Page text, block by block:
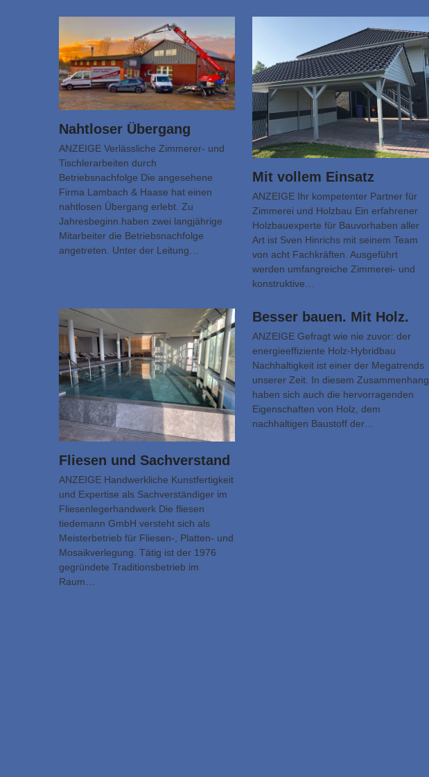
Nahtloser Übergang
ANZEIGE Verlässliche Zimmerer- und
Tischlerarbeiten durch
Betriebsnachfolge Die angesehene
Firma Lambach & Haase hat einen
nahtlosen Übergang erlebt. Zu
Jahresbeginn haben zwei langjährige
Mitarbeiter die Betriebsnachfolge
angetreten. Unter der Leitung…
Mit vollem Einsatz
ANZEIGE Ihr kompetenter Partner für
Zimmerei und Holzbau Ein erfahrener
Holzbauexperte für Bauvorhaben aller
Art ist Sven Hinrichs mit seinem Team
von acht Fachkräften. Ausgeführt
werden umfangreiche Zimmerei- und
konstruktive…
Fliesen und Sachverstand
ANZEIGE Handwerkliche Kunstfertigkeit
und Expertise als Sachverständiger im
Fliesenlegerhandwerk Die fliesen
tiedemann GmbH versteht sich als
Meisterbetrieb für Fliesen-, Platten- und
Mosaikverlegung. Tätig ist der 1976
gegründete Traditionsbetrieb im
Raum…
Besser bauen. Mit Holz.
ANZEIGE Gefragt wie nie zuvor: der
energieeffiziente Holz-Hybridbau
Nachhaltigkeit ist einer der Mega­trends
unserer Zeit. In diesem Zusammenhang
haben sich auch die hervorragenden
Eigenschaften von Holz, dem
nachhaltigen Baustoff der…